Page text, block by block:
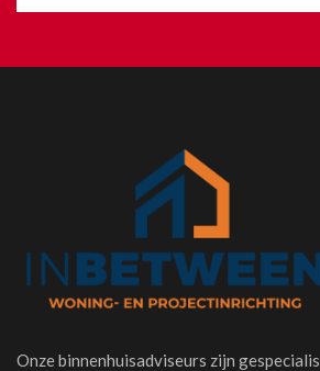
Onze binnenhuisadviseurs zijn